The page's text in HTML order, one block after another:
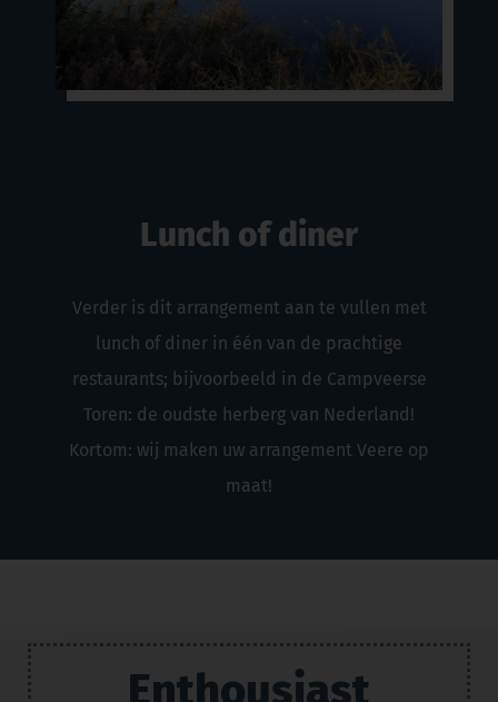
Lunch of diner
Verder is dit arrangement aan te vullen met
lunch of diner in één van de prachtige
restaurants; bijvoorbeeld in de Campveerse
Toren: de oudste herberg van Nederland!
Kortom: wij maken uw arrangement Veere op
maat!